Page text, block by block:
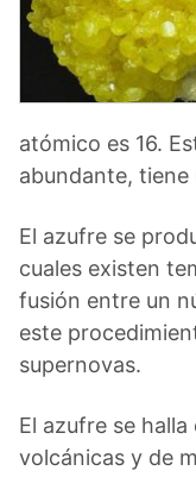
atómico es 16.
abundante,
El azufre se
cuales existen
fusión entre un
este
supernovas.
El azufre se
volcánicas y de